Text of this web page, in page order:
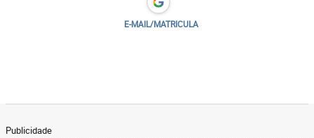
E-MAIL/MATRICULA
Publicidade